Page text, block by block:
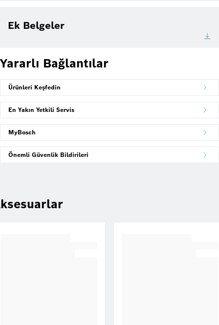
Ek Belgeler
Yararlı Bağlantılar
Ürünleri Keşfedin
En Yakın Yetkili Servis
MyBosch
Önemli Güvenlik Bildirileri